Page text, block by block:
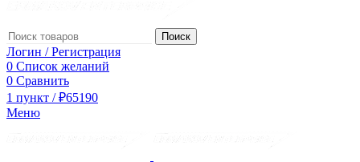
Поиск
Логин / Регистрация
0 Список желаний
0 Сравнить
1 пункт / ₽65190
Меню